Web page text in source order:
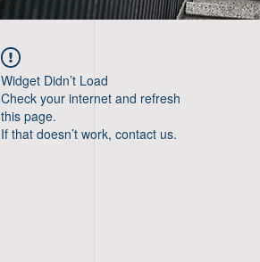
Widget Didn’t Load
Check your internet and refresh
this page.
If that doesn’t work, contact us.